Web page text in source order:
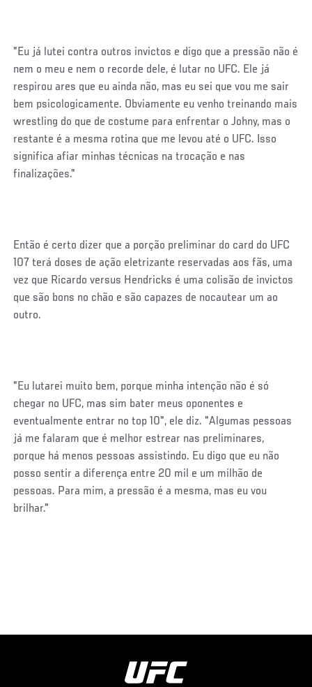
"Eu já lutei contra outros invictos e digo que a pressão não é
nem o meu e nem o recorde dele, é lutar no UFC. Ele já
respirou ares que eu ainda não, mas eu sei que vou me sair
bem psicologicamente. Obviamente eu venho treinando mais
wrestling do que de costume para enfrentar o Johny, mas o
restante é a mesma rotina que me levou até o UFC. Isso
significa afiar minhas técnicas na trocação e nas
finalizações."
Então é certo dizer que a porção preliminar do card do UFC
107 terá doses de ação eletrizante reservadas aos fãs, uma
vez que Ricardo versus Hendricks é uma colisão de invictos
que são bons no chão e são capazes de nocautear um ao
outro.
"Eu lutarei muito bem, porque minha intenção não é só
chegar no UFC, mas sim bater meus oponentes e
eventualmente entrar no top 10", ele diz. "Algumas pessoas
já me falaram que é melhor estrear nas preliminares,
porque há menos pessoas assistindo. Eu digo que eu não
posso sentir a diferença entre 20 mil e um milhão de
pessoas. Para mim, a pressão é a mesma, mas eu vou
brilhar."